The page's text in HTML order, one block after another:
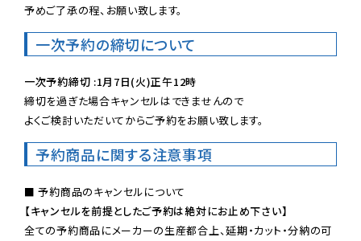
予めご了承の程、お願い致します。
一次予約の締切について
一次予約締切 :1月7日(火)正午12時
締切を過ぎた場合キャンセルはできませんので
よくご検討いただいてからご予約をお願い致します。
予約商品に関する注意事項
【キャンセルを前提としたご予約は絶対にお止め下さい】
全ての予約商品にメーカーの生産都合上、延期・カット・分納の可